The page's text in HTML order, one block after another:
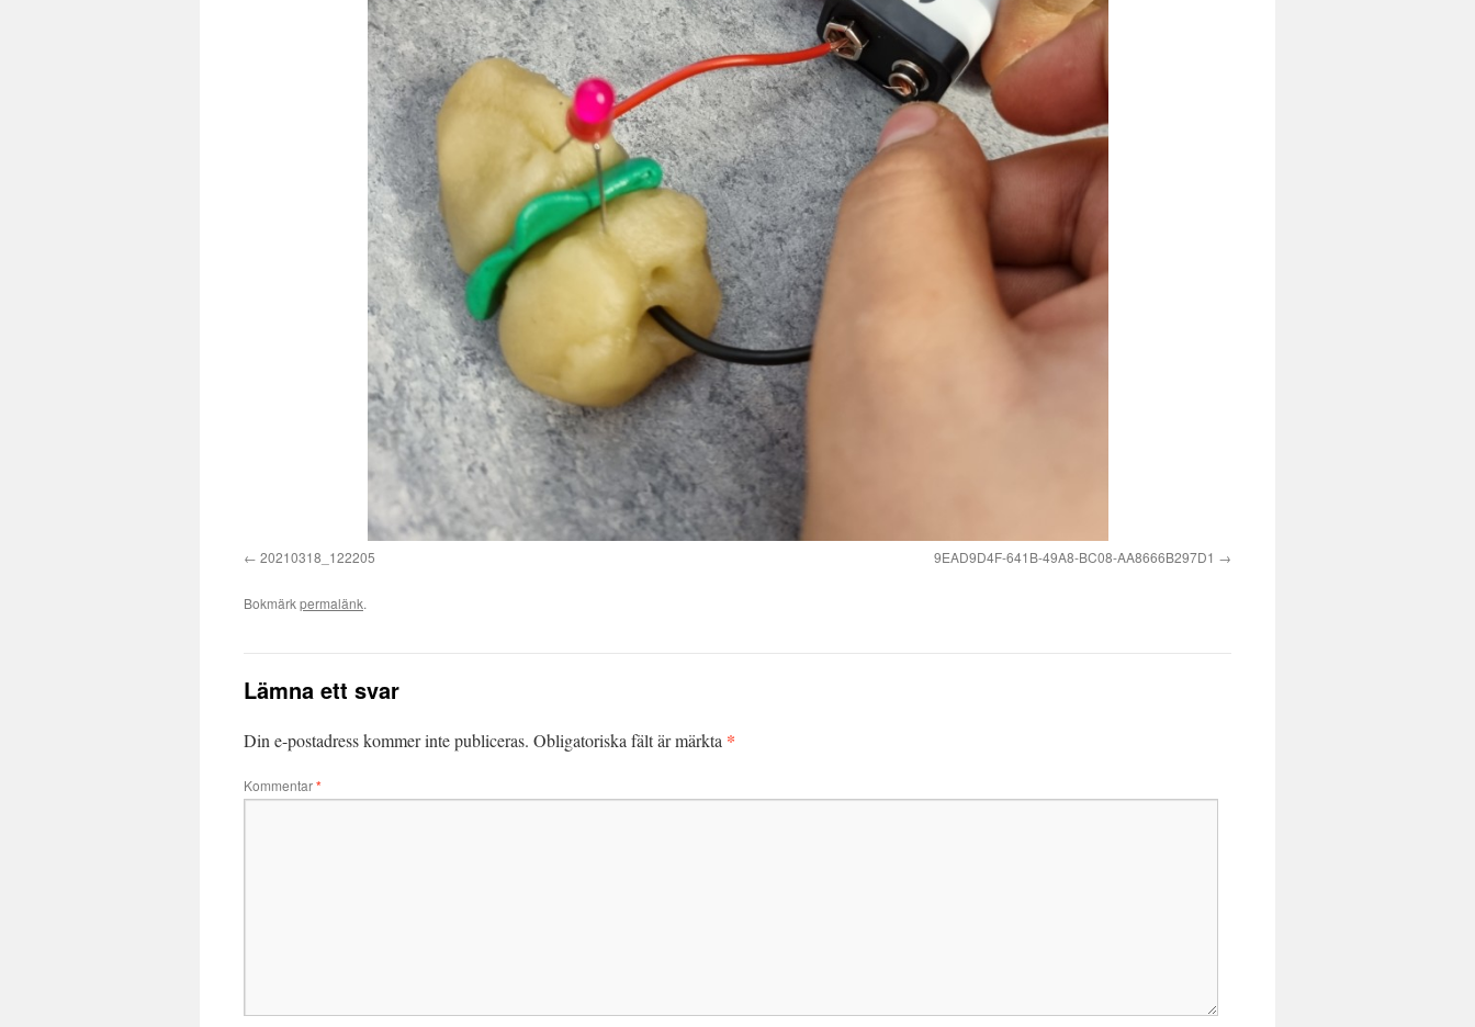
20210318_122205 9EAD9D4F-641B-49A8-BC08-AA8666B297D1
Bokmärkpermalänk.
Lämna ett svar
Din e-postadress kommer inte publiceras. Obligatoriska fält är märkta *
Kommentar*